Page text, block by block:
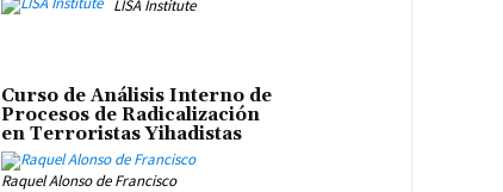
LISA Institute
Curso de Análisis Interno de
Procesos de Radicalización
en Terroristas Yihadistas
Raquel Alonso de Francisco